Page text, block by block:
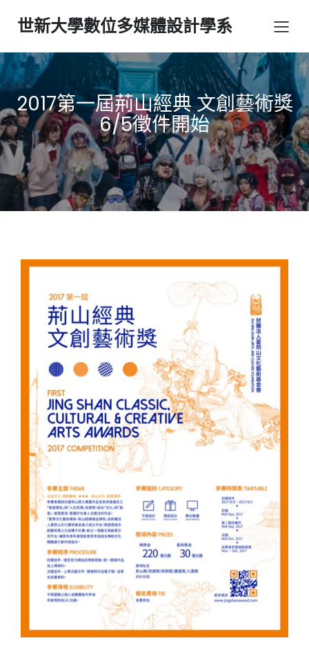
世新大學數位多媒體設計學系
2017第一屆荊山經典 文創藝術獎
6/5徵件開始